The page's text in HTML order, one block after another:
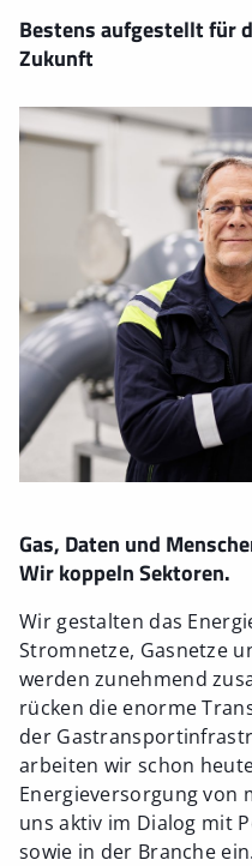
Bestens aufgestellt für
Zukunft
Gas, Daten und
Wir koppeln Sektoren.
Wir gestalten das
Stromnetze, Gasnetze
werden zunehmend
rücken die enorme
der
arbeiten wir schon
Energieversorgung von
uns aktiv im Dialog mit
sowie in der Branche ein.